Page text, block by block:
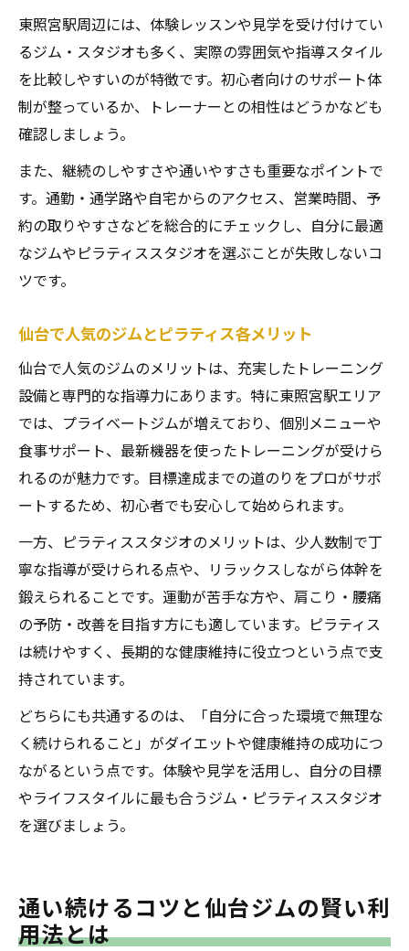
東照宮駅周辺には、体験レッスンや見学を受け付けてい
るジム・スタジオも多く、実際の雰囲気や指導スタイル
を比較しやすいのが特徴です。初心者向けのサポート体
制が整っているか、トレーナーとの相性はどうかなども
確認しましょう。
また、継続のしやすさや通いやすさも重要なポイントで
す。通勤・通学路や自宅からのアクセス、営業時間、予
約の取りやすさなどを総合的にチェックし、自分に最適
なジムやピラティススタジオを選ぶことが失敗しないコ
ツです。
仙台で人気のジムとピラティス各メリット
仙台で人気のジムのメリットは、充実したトレーニング
設備と専門的な指導力にあります。特に東照宮駅エリア
では、プライベートジムが増えており、個別メニューや
食事サポート、最新機器を使ったトレーニングが受けら
れるのが魅力です。目標達成までの道のりをプロがサポ
ートするため、初心者でも安心して始められます。
一方、ピラティススタジオのメリットは、少人数制で丁
寧な指導が受けられる点や、リラックスしながら体幹を
鍛えられることです。運動が苦手な方や、肩こり・腰痛
の予防・改善を目指す方にも適しています。ピラティス
は続けやすく、長期的な健康維持に役立つという点で支
持されています。
どちらにも共通するのは、「自分に合った環境で無理な
く続けられること」がダイエットや健康維持の成功につ
ながるという点です。体験や見学を活用し、自分の目標
やライフスタイルに最も合うジム・ピラティススタジオ
を選びましょう。
通い続けるコツと仙台ジムの賢い利
用法とは